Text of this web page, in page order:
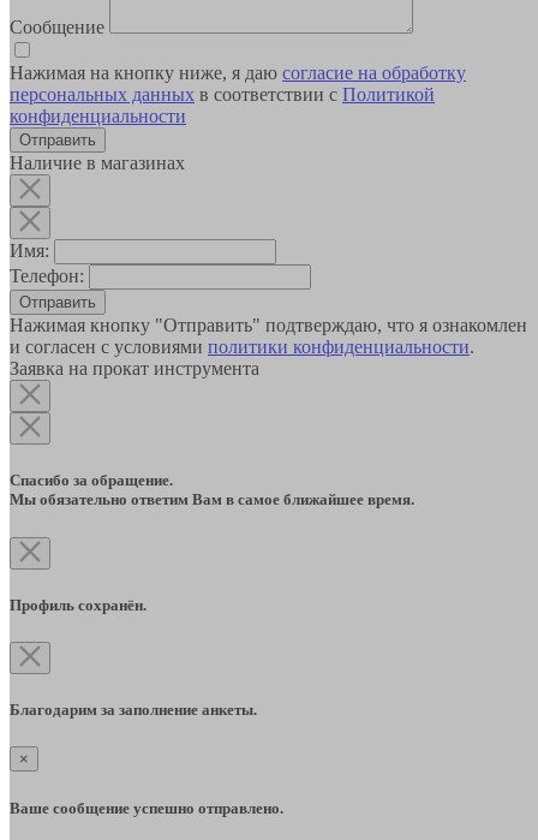
Сообщение
Нажимая на кнопку ниже, я даю согласие на обработку
персональных данных в соответствии с Политикой
конфиденциальности
Наличие в магазинах
Имя:
Телефон:
Отправить
Нажимая кнопку "Отправить" подтверждаю, что я ознакомлен
и согласен с условиями политики конфиденциальности.
Заявка на прокат инструмента
Спасибо за обращение.
Мы обязательно ответим Вам в самое ближайшее время.
Профиль сохранён.
Благодарим за заполнение анкеты.
×
Ваше сообщение успешно отправлено.